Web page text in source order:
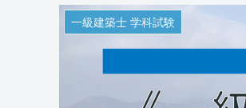
一級建築士 学科試験